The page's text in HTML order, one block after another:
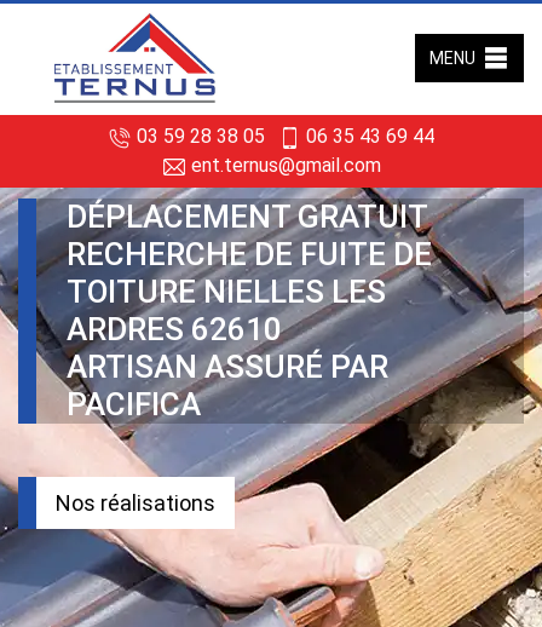
03 59 28 38 05
06 35 43 69 44
ent.ternus@gmail.com
MENU
DÉPLACEMENT GRATUIT
RECHERCHE DE FUITE DE
TOITURE NIELLES LES
ARDRES 62610
ARTISAN ASSURÉ PAR
PACIFICA
Nos réalisations